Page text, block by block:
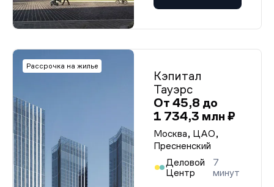
Рассрочка на жилье
Кэпитал
Тауэрс
От 45,8 до
1 734,3 млн ₽
Москва, ЦАО,
Пресненский
Деловой
Центр
7
минут